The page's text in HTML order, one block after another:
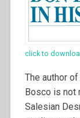
click to
The author
Bosco is not
Salesian